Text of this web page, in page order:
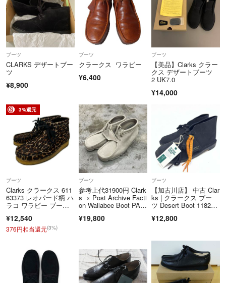
rt銀座店 / rt名古屋店
ブーツ
CLARKS デザートブー
ツ
¥8,900
ブーツ
クラークス ワラビー
¥6,400
ブーツ
【美品】Clarks クラー
クス デザートブーツ
2 UK7.0
¥14,000
3%還元
ブーツ
Clarks クラークス 611
63373 レオパード柄 ハ
ラコ ワラビー ブー
¥12,540
376円相当還元(3%)
ブーツ
参考上代31900円 Clark
s × Post Archive Facti
on Wallabee Boot PA
ー ブーツ PAF クラー
M）
¥19,800
ブーツ
【加古川店】 中古 Clar
ks | クラークス ブー
ツ Desert Boot 1182
¥12,800